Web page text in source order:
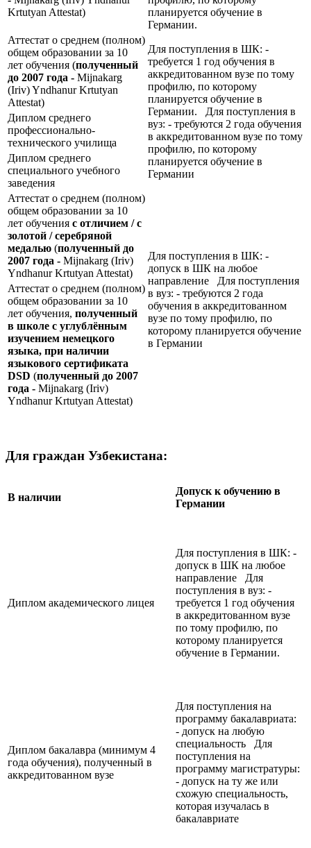
Krtutyan Attestat)
планируется обучение в
Германии.
Аттестат о среднем (полном)
общем образовании за 10
лет обучения (полученный
до 2007 года - Mijnakarg
(Iriv) Yndhanur Krtutyan
Attestat)
Для поступления в ШК: -
требуется 1 год обучения в
аккредитованном вузе по тому
профилю, по которому
планируется обучение в
Германии. Для поступления в
вуз: - требуются 2 года обучения
в аккредитованном вузе по тому
профилю, по которому
планируется обучение в
Германии
Диплом среднего
профессионально-
технического училища
Диплом среднего
специального учебного
заведения
Аттестат о среднем (полном)
общем образовании за 10
лет обучения с отличием / с
золотой / серебряной
медалью (полученный до
2007 года - Mijnakarg (Iriv)
Yndhanur Krtutyan Attestat)
Для поступления в ШК: -
допуск в ШК на любое
направление Для поступления
в вуз: - требуются 2 года
обучения в аккредитованном
вузе по тому профилю, по
которому планируется обучение
в Германии
Аттестат о среднем (полном)
общем образовании за 10
лет обучения, полученный
в школе с углублённым
изучением немецкого
языка, при наличии
языкового сертификата
DSD (полученный до 2007
года - Mijnakarg (Iriv)
Yndhanur Krtutyan Attestat)
Для граждан Узбекистана:
В наличии
Допуск к обучению в
Германии
Диплом академического лицея
Для поступления в ШК: -
допуск в ШК на любое
направление Для
поступления в вуз: -
требуется 1 год обучения
в аккредитованном вузе
по тому профилю, по
которому планируется
обучение в Германии.
Диплом бакалавра (минимум 4
года обучения), полученный в
аккредитованном вузе
Для поступления на
программу бакалавриата:
- допуск на любую
специальность Для
поступления на
программу магистратуры:
- допуск на ту же или
схожую специальность,
которая изучалась в
бакалавриате